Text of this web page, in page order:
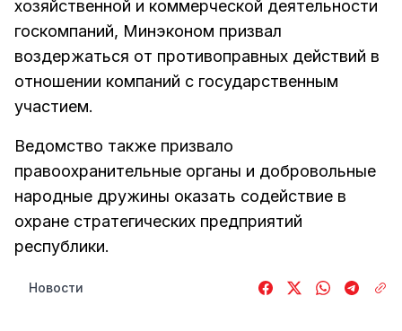
хозяйственной и коммерческой деятельности
госкомпаний, Минэконом призвал
воздержаться от противоправных действий в
отношении компаний с государственным
участием.
Ведомство также призвало
правоохранительные органы и добровольные
народные дружины оказать содействие в
охране стратегических предприятий
республики.
Новости